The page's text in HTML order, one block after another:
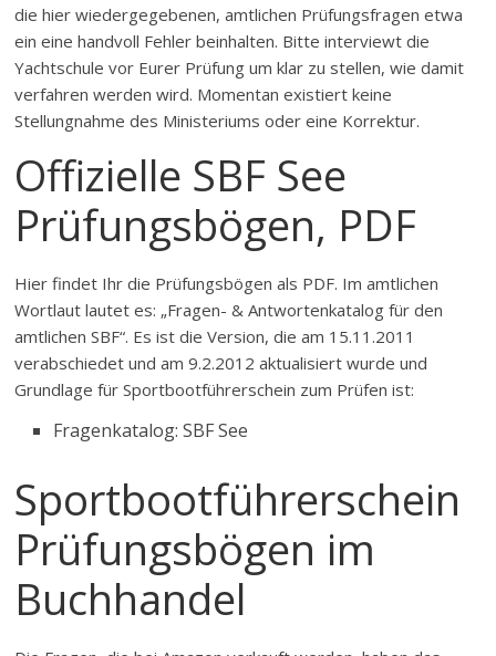
die hier wiedergegebenen, amtlichen Prüfungsfragen etwa
ein eine handvoll Fehler beinhalten. Bitte interviewt die
Yachtschule vor Eurer Prüfung um klar zu stellen, wie damit
verfahren werden wird. Momentan existiert keine
Stellungnahme des Ministeriums oder eine Korrektur.
Offizielle SBF See
Prüfungsbögen, PDF
Hier findet Ihr die Prüfungsbögen als PDF. Im amtlichen
Wortlaut lautet es: „Fragen- & Antwortenkatalog für den
amtlichen SBF“. Es ist die Version, die am 15.11.2011
verabschiedet und am 9.2.2012 aktualisiert wurde und
Grundlage für Sportbootführerschein zum Prüfen ist:
Fragenkatalog: SBF See
Sportbootführerschein
Prüfungsbögen im
Buchhandel